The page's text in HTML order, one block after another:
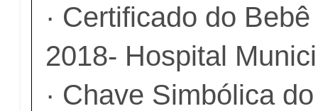
· Certificado do
2018- Hospital
· Chave Simbólica